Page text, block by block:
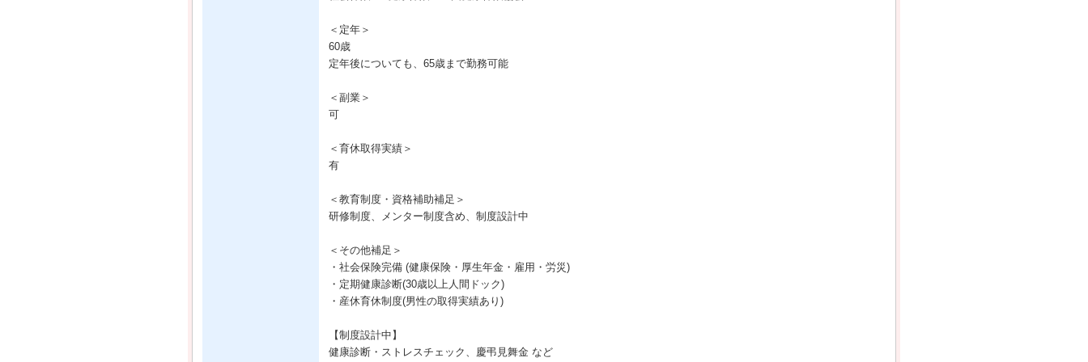
＜定年＞
60歳
定年後についても、65歳まで勤務可能
＜副業＞
可
＜育休取得実績＞
有
＜教育制度・資格補助補足＞
研修制度、メンター制度含め、制度設計中
＜その他補足＞
・社会保険完備 (健康保険・厚生年金・雇用・労災)
・定期健康診断(30歳以上人間ドック)
・産休育休制度(男性の取得実績あり)
【制度設計中】
健康診断・ストレスチェック、慶弔見舞金 など